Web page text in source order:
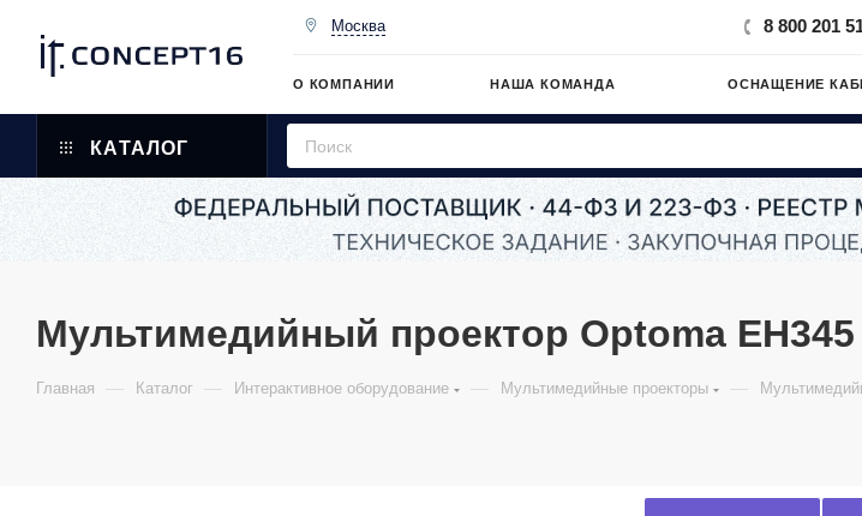
Москва 8 800 201
О КОМПАНИИ НАША КОМАНДА ОСНАЩЕНИЕ
КАТАЛОГ
Мультимедийный проектор Optoma EH345
Главная — Каталог — Интерактивное оборудование — Мультимедийные проекторы —